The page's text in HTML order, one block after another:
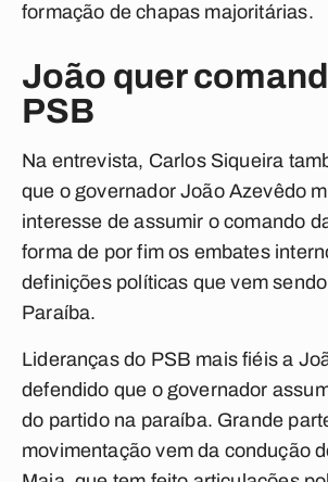
formação de chapas majoritárias.
João quer
PSB
Na entrevista, Carlos Siqueira
que o governador João Azevêdo
interesse de assumir o comando
forma de por fim os embates
definições políticas que vem
Paraíba.
Lideranças do PSB mais fiéis a
defendido que o governador
do partido na paraíba. Grande
movimentação vem da condução